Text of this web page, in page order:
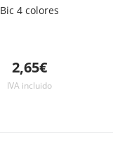
Bic 4 colores
2,65€
IVA incluido